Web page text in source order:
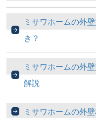
ミサワホームの外
き？
ミサワホームの外
解説
ミサワホームの外